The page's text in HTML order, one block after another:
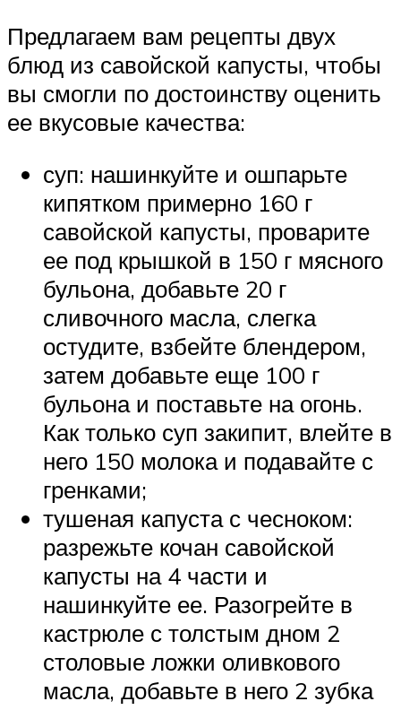
Предлагаем вам рецепты двух
блюд из савойской капусты, чтобы
вы смогли по достоинству оценить
ее вкусовые качества:
суп: нашинкуйте и ошпарьте
кипятком примерно 160 г
савойской капусты, проварите
ее под крышкой в 150 г мясного
бульона, добавьте 20 г
сливочного масла, слегка
остудите, взбейте блендером,
затем добавьте еще 100 г
бульона и поставьте на огонь.
Как только суп закипит, влейте в
него 150 молока и подавайте с
гренками;
тушеная капуста с чесноком:
разрежьте кочан савойской
капусты на 4 части и
нашинкуйте ее. Разогрейте в
кастрюле с толстым дном 2
столовые ложки оливкового
масла, добавьте в него 2 зубка